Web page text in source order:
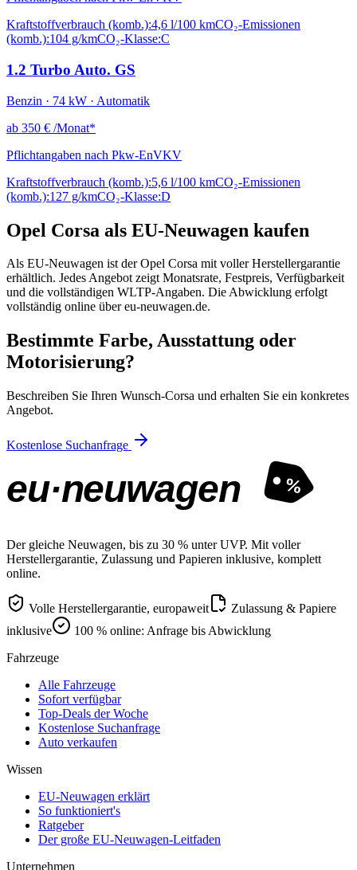
Kraftstoffverbrauch (komb.):4,6 l/100 kmCO₂-Emissionen
(komb.):104 g/kmCO₂-Klasse:C
1.2 Turbo Auto. GS
Benzin · 74 kW · Automatik
ab 350 € /Monat*
Pflichtangaben nach Pkw-EnVKV
Kraftstoffverbrauch (komb.):5,6 l/100 kmCO₂-Emissionen
(komb.):127 g/kmCO₂-Klasse:D
Opel Corsa als EU-Neuwagen kaufen
Als EU-Neuwagen ist der Opel Corsa mit voller Herstellergarantie
erhältlich. Jedes Angebot zeigt Monatsrate, Festpreis, Verfügbarkeit
und die vollständigen WLTP-Angaben. Die Abwicklung erfolgt
vollständig online über eu-neuwagen.de.
Bestimmte Farbe, Ausstattung oder
Motorisierung?
Beschreiben Sie Ihren Wunsch-Corsa und erhalten Sie ein konkretes
Angebot.
Kostenlose Suchanfrage
eu·neuwagen %
Der gleiche Neuwagen, bis zu 30 % unter UVP. Mit voller
Herstellergarantie, Zulassung und Papieren inklusive, komplett
online.
Volle Herstellergarantie, europaweit
Zulassung & Papiere
inklusive
100 % online: Anfrage bis Abwicklung
Fahrzeuge
Alle Fahrzeuge
Sofort verfügbar
Top-Deals der Woche
Kostenlose Suchanfrage
Auto verkaufen
Wissen
EU-Neuwagen erklärt
So funktioniert's
Ratgeber
Der große EU-Neuwagen-Leitfaden
Unternehmen